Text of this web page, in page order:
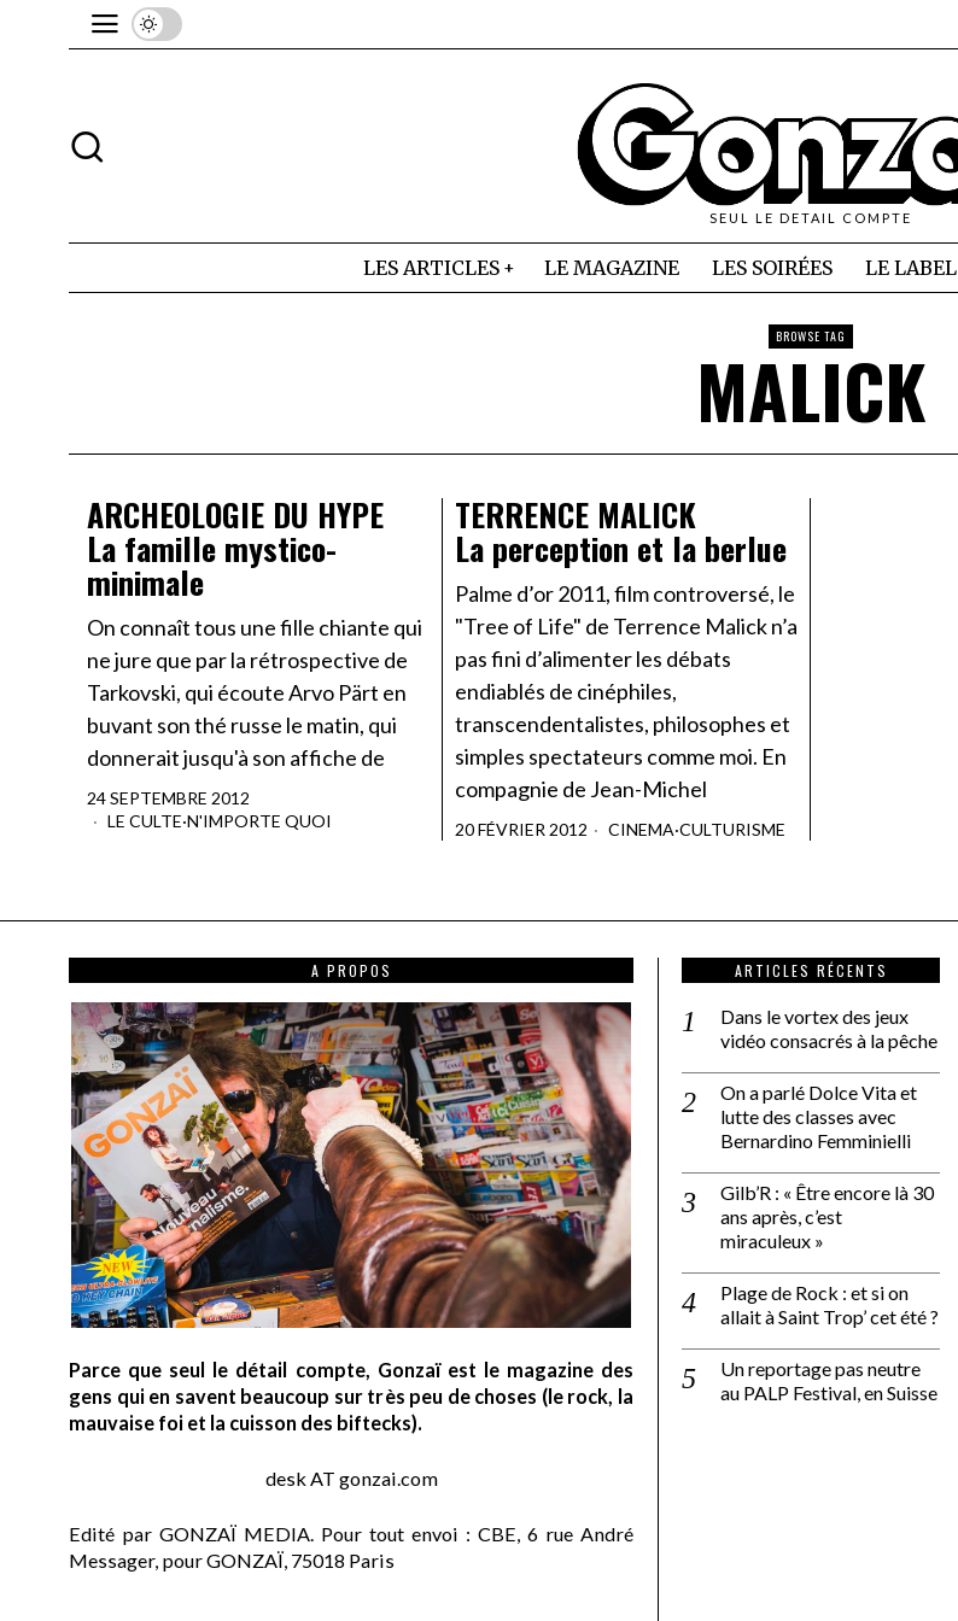
SEUL LE DETAIL COMPTE
LES ARTICLES LE MAGAZINE LES SOIRÉES LE LABEL
BROWSE TAG
MALICK
ARCHEOLOGIE DU HYPE
La famille mystico-
minimale
On connaît tous une fille chiante qui
ne jure que par la rétrospective de
Tarkovski, qui écoute Arvo Pärt en
buvant son thé russe le matin, qui
donnerait jusqu'à son affiche de
24 SEPTEMBRE 2012
LE CULTE·N'IMPORTE QUOI
TERRENCE MALICK
La perception et la berlue
Palme d’or 2011, film controversé, le
"Tree of Life" de Terrence Malick n’a
pas fini d’alimenter les débats
endiablés de cinéphiles,
transcendentalistes, philosophes et
simples spectateurs comme moi. En
compagnie de Jean-Michel
20 FÉVRIER 2012 CINEMA·CULTURISME
A PROPOS
Parce que seul le détail compte, Gonzaï est le magazine des
gens qui en savent beaucoup sur très peu de choses (le rock, la
mauvaise foi et la cuisson des biftecks).
desk AT gonzai.com
Edité par GONZAÏ MEDIA. Pour tout envoi : CBE, 6 rue André
Messager, pour GONZAÏ, 75018 Paris
ARTICLES RÉCENTS
Dans le vortex des jeux
vidéo consacrés à la pêche
On a parlé Dolce Vita et
lutte des classes avec
Bernardino Femminielli
Gilb’R : « Être encore là 30
ans après, c’est
miraculeux »
Plage de Rock : et si on
allait à Saint Trop’ cet été ?
Un reportage pas neutre
au PALP Festival, en Suisse